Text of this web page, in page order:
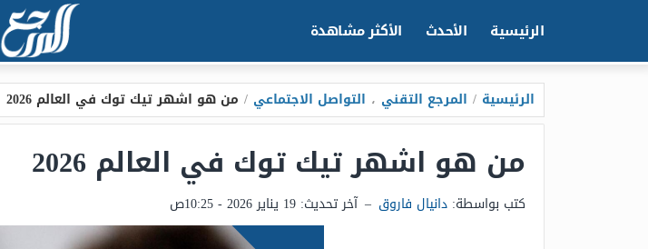
الرئيسية الأحدث الأكثر مشاهدة
الرئيسية / المرجع التقني ، التواصل الاجتماعي / من هو اشهر تيك توك في العالم 2026
من هو اشهر تيك توك في العالم 2026
كتب بواسطة: دانيال فاروق – آخر تحديث: 19 يناير 2026 - 10:25ص